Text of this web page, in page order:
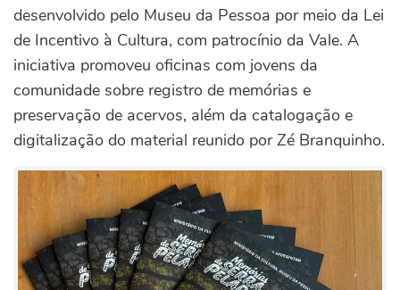
desenvolvido pelo Museu da Pessoa por meio da Lei
de Incentivo à Cultura, com patrocínio da Vale. A
iniciativa promoveu oficinas com jovens da
comunidade sobre registro de memórias e
preservação de acervos, além da catalogação e
digitalização do material reunido por Zé Branquinho.